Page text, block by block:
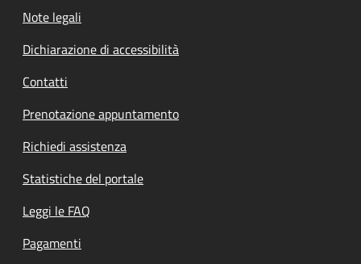
Note legali
Dichiarazione di accessibilità
Contatti
Prenotazione appuntamento
Richiedi assistenza
Statistiche del portale
Leggi le FAQ
Pagamenti